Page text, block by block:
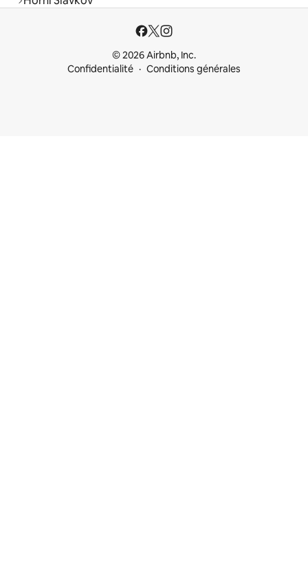
© 2026 Airbnb, Inc.
Confidentialité
Conditions générales